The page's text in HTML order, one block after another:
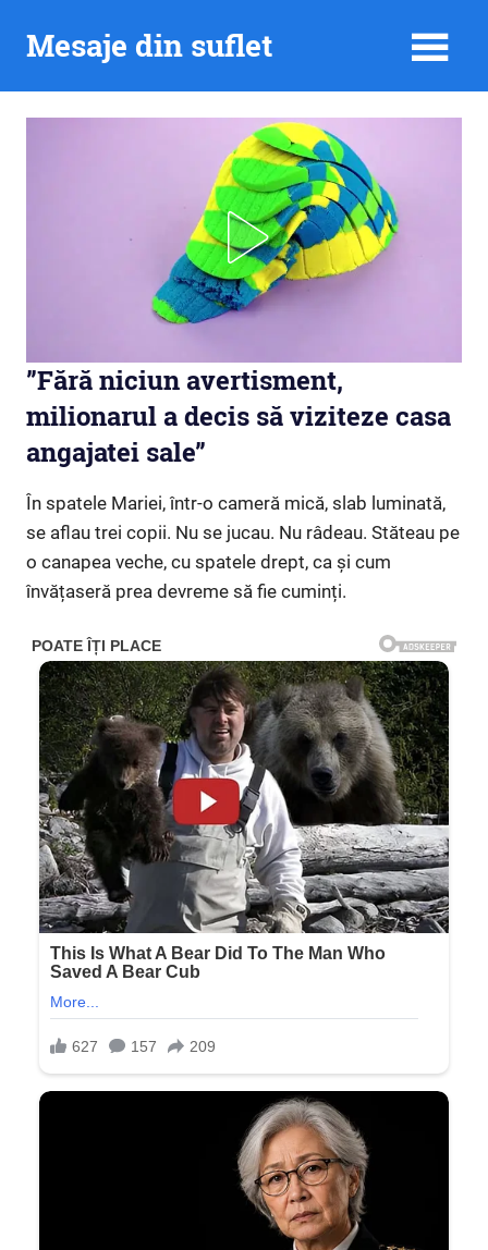
Mesaje din suflet
”Fără niciun avertisment,
milionarul a decis să viziteze casa
angajatei sale”
În spatele Mariei, într-o cameră mică, slab luminată,
se aflau trei copii. Nu se jucau. Nu râdeau. Stăteau pe
o canapea veche, cu spatele drept, ca și cum
învățaseră prea devreme să fie cuminți.